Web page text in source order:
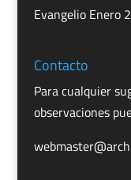
Evangelio Enero
Contacto
Para cualquier
observaciones